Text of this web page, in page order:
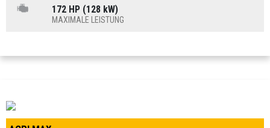
172 HP (128 kW)
MAXIMALE LEISTUNG